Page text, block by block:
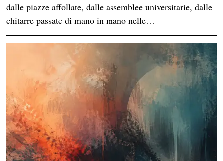
dalle piazze affollate, dalle assemblee universitarie, dalle
chitarre passate di mano in mano nelle…